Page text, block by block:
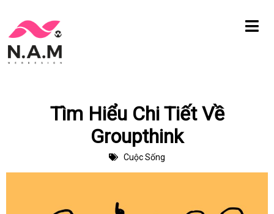
Chuyển
tới
Tìm Hiểu Chi Tiết Về
Groupthink
Cuộc Sống